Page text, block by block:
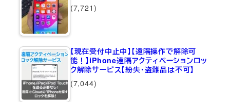
(7,721)
【現在受付中止中】【遠隔操作で解除可
能！】iPhone遠隔アクティベーションロッ
ク解除サービス【紛失・盗難品は不可】
(7,044)